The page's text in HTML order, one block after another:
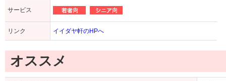
サービス
リンク イイダヤ軒のHPへ
オススメ